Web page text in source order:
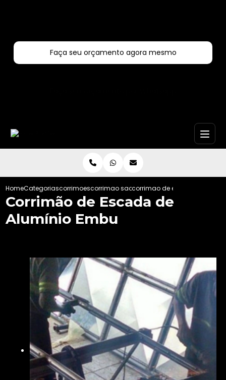
Faça seu orçamento agora mesmo
HomeCategoriascorrimoescorrimao sao paulocorrimao de escada de
Corrimão de Escada de
Alumínio Embu